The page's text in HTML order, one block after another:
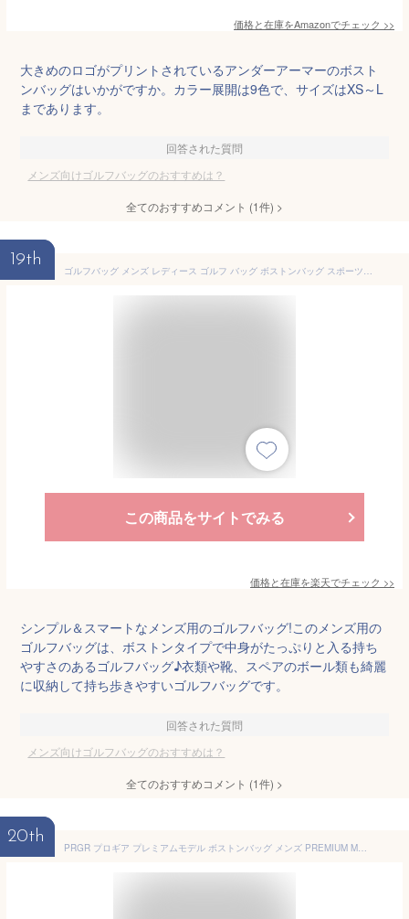
価格と在庫をAmazonでチェック >>
大きめのロゴがプリントされているアンダーアーマーのボスト
ンバッグはいかがですか。カラー展開は9色で、サイズはXS～L
まであります。
回答された質問
メンズ向けゴルフバッグのおすすめは？
全てのおすすめコメント (1件) >
19th
ゴルフバッグ メンズ レディース ゴルフ バッグ ボストンバッグ スポーツ ゴルフウェア おしゃれ ゴルフ小物
この商品をサイトでみる
価格と在庫を楽天でチェック >>
シンプル＆スマートなメンズ用のゴルフバッグ!このメンズ用の
ゴルフバッグは、ボストンタイプで中身がたっぷりと入る持ち
やすさのあるゴルフバッグ♪衣類や靴、スペアのボール類も綺麗
に収納して持ち歩きやすいゴルフバッグです。
回答された質問
メンズ向けゴルフバッグのおすすめは？
全てのおすすめコメント (1件) >
20th
PRGR プロギア プレミアムモデル ボストンバッグ メンズ PREMIUM MODEL BOSTON BAG PBB-111 ブラック アイボリー W48cm×H29cm×D19cm ゴルフバッグ BW1565 [プレミアムモデル] [2025年モデル]